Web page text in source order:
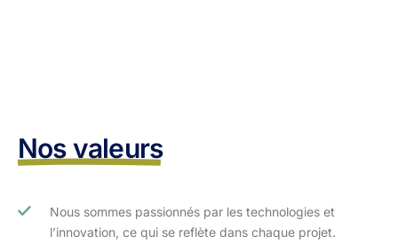
Nos valeurs
Nous sommes passionnés par les technologies et
l’innovation, ce qui se reflète dans chaque projet.